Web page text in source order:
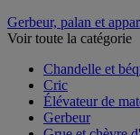
Gerbeur, palan et
Voir toute la catégorie
Chandelle et
Cric
Élévateur de
Gerbeur